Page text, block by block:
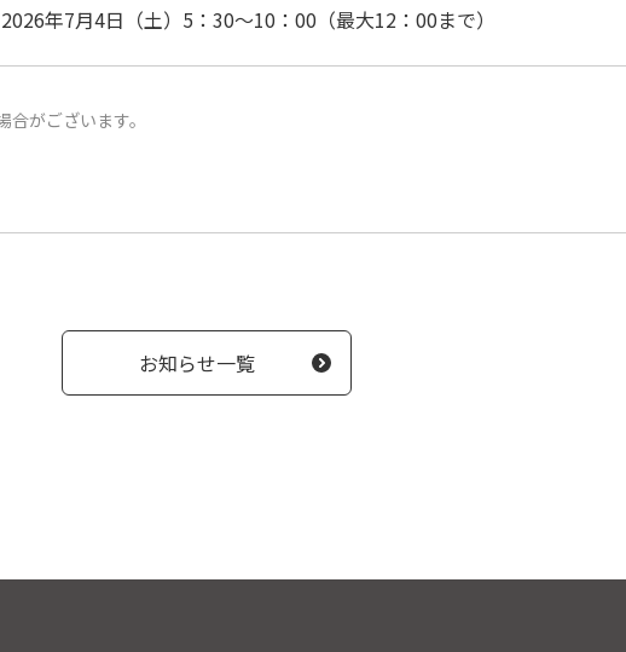
2026年7月4日（土） 5：30～10：00（最大12：00まで）
がございます。
お知らせ一覧